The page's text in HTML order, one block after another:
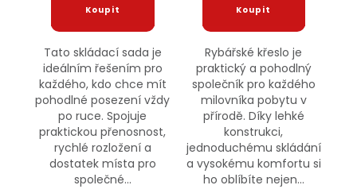
Tato skládací sada je
ideálním řešením pro
každého, kdo chce mít
pohodlné posezení vždy
po ruce. Spojuje
praktickou přenosnost,
rychlé rozložení a
dostatek místa pro
společné...
Rybářské křeslo je
praktický a pohodlný
společník pro každého
milovníka pobytu v
přírodě. Díky lehké
konstrukci,
jednoduchému skládání
a vysokému komfortu si
ho oblíbíte nejen...